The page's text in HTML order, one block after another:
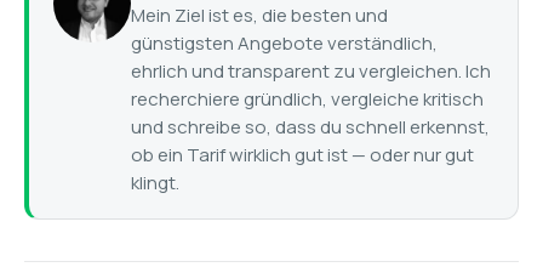
Mein Ziel ist es, die besten und
günstigsten Angebote verständlich,
ehrlich und transparent zu vergleichen. Ich
recherchiere gründlich, vergleiche kritisch
und schreibe so, dass du schnell erkennst,
ob ein Tarif wirklich gut ist — oder nur gut
klingt.